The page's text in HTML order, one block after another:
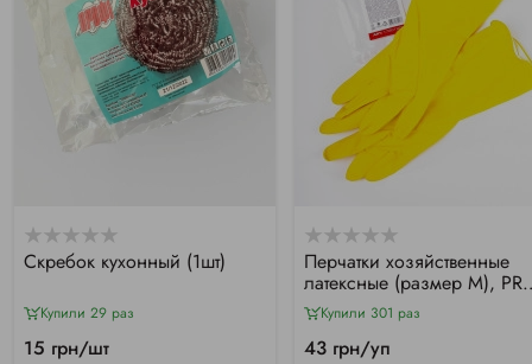
Скребок кухонный (1шт)
Купили 29 раз
15 грн/шт
Перчатки хозяйственные
латексные (размер М),
Service OPTIMUM
Купили 301 раз
43 грн/уп